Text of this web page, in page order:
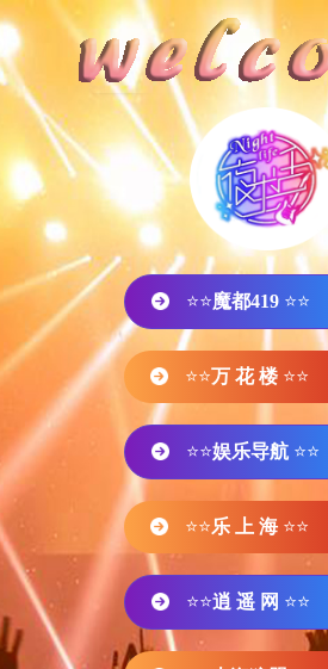
⭐⭐魔都419 ⭐⭐
⭐⭐万 花 楼 ⭐⭐
⭐⭐娱乐导航 ⭐⭐
⭐⭐乐 上 海 ⭐⭐
⭐⭐逍 遥 网 ⭐⭐